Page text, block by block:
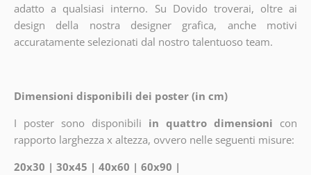
adatto a qualsiasi interno. Su Dovido troverai, oltre ai
design della nostra designer grafica, anche motivi
accuratamente selezionati dal nostro talentuoso team.
Dimensioni disponibili dei poster (in cm)
I poster sono disponibili in quattro dimensioni con
rapporto larghezza x altezza, ovvero nelle seguenti misure:
20x30 | 30x45 | 40x60 | 60x90 |